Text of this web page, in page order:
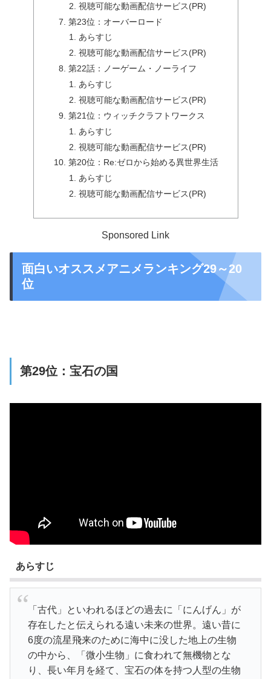
視聴可能な動画配信サービス(PR)
第23位：オーバーロード
あらすじ
視聴可能な動画配信サービス(PR)
第22話：ノーゲーム・ノーライフ
あらすじ
視聴可能な動画配信サービス(PR)
第21位：ウィッチクラフトワークス
あらすじ
視聴可能な動画配信サービス(PR)
第20位：Re:ゼロから始める異世界生活
あらすじ
視聴可能な動画配信サービス(PR)
Sponsored Link
面白いオススメアニメランキング29～20
位
第29位：宝石の国
あらすじ
「古代」といわれるほどの過去に「にんげん」が
存在したと伝えられる遠い未来の世界。遠い昔に
6度の流星飛来のために海中に没した地上の生物
の中から、「微小生物」に食われて無機物とな
り、長い年月を経て、宝石の体を持つ人型の生物